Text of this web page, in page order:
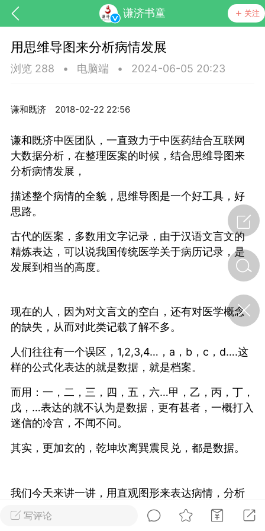
谦济书童 关注
节返乡期间“闪
急提示
如何购买【理肺清瘟膏】
【养正护络膏】？
小海（HAi） 2
时精气
谷气行、营卫通：内经视角
写评论
用思维导图来分析病情发展
浏览 288 • 电脑端 • 2024-06-05 20:23
谦和既济 2018-02-22 22:56
谦和既济中医团队，一直致力于中医药结合互联网
大数据分析，在整理医案的时候，结合思维导图来
分析病情发展，
描述整个病情的全貌，思维导图是一个好工具，好
思路。
古代的医案，多数用文字记录，由于汉语文言文的
精炼表达，可以说我国传统医学关于病历记录，是
发展到相当的高度。
现在的人，因为对文言文的空白，还有对医学概念
的缺失，从而对此类记载了解不多。
人们往往有一个误区，1,2,3,4…，a，b，c，d….这
样的公式化表达的就是数据，就是档案。
而用：一，二，三，四，五，六…甲，乙，丙，丁，
戊，…表达的就不认为是数据，更有甚者，一概打入
迷信的冷宫，不闻不问。
其实，更加玄的，乾坤坎离巽震艮兑，都是数据。
我们今天来讲一讲，用直观图形来表达病情，分析
病情，是如何的直观的。